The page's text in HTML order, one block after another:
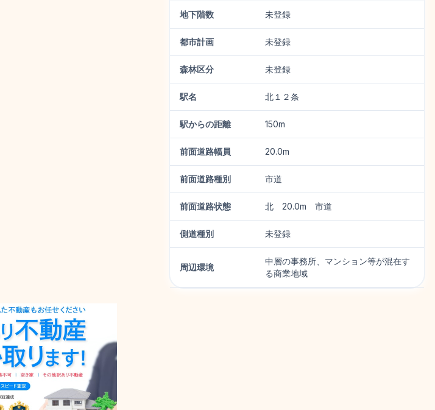
地下階数 未登録
都市計画 未登録
森林区分 未登録
駅名 北１２条
駅からの距離 150m
前面道路幅員 20.0m
前面道路種別 市道
前面道路状態 北 20.0m 市道
側道種別 未登録
周辺環境
中層の事務所、マンション等が混在す
る商業地域